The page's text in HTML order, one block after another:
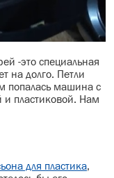
-это специальная
на долго. Петли
попалась машина с
пластиковой. Нам
для пластика,